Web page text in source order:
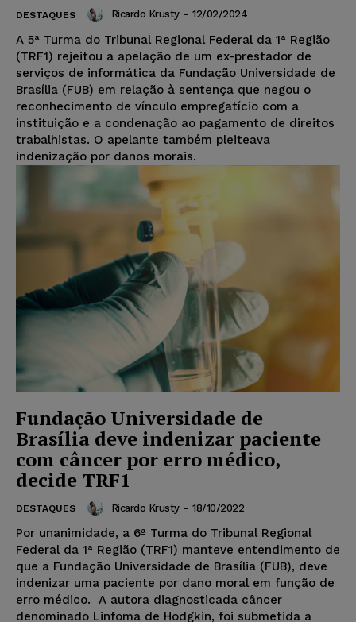
DESTAQUES Ricardo Krusty - 12/02/2024
A 5ª Turma do Tribunal Regional Federal da 1ª Região
(TRF1) rejeitou a apelação de um ex-prestador de
serviços de informática da Fundação Universidade de
Brasília (FUB) em relação à sentença que negou o
reconhecimento de vínculo empregatício com a
instituição e a condenação ao pagamento de direitos
trabalhistas. O apelante também pleiteava
indenização por danos morais.
Fundação Universidade de
Brasília deve indenizar paciente
com câncer por erro médico,
decide TRF1
DESTAQUES Ricardo Krusty - 18/10/2022
Por unanimidade, a 6ª Turma do Tribunal Regional
Federal da 1ª Região (TRF1) manteve entendimento de
que a Fundação Universidade de Brasília (FUB), deve
indenizar uma paciente por dano moral em função de
erro médico. A autora diagnosticada câncer
denominado Linfoma de Hodgkin, foi submetida a